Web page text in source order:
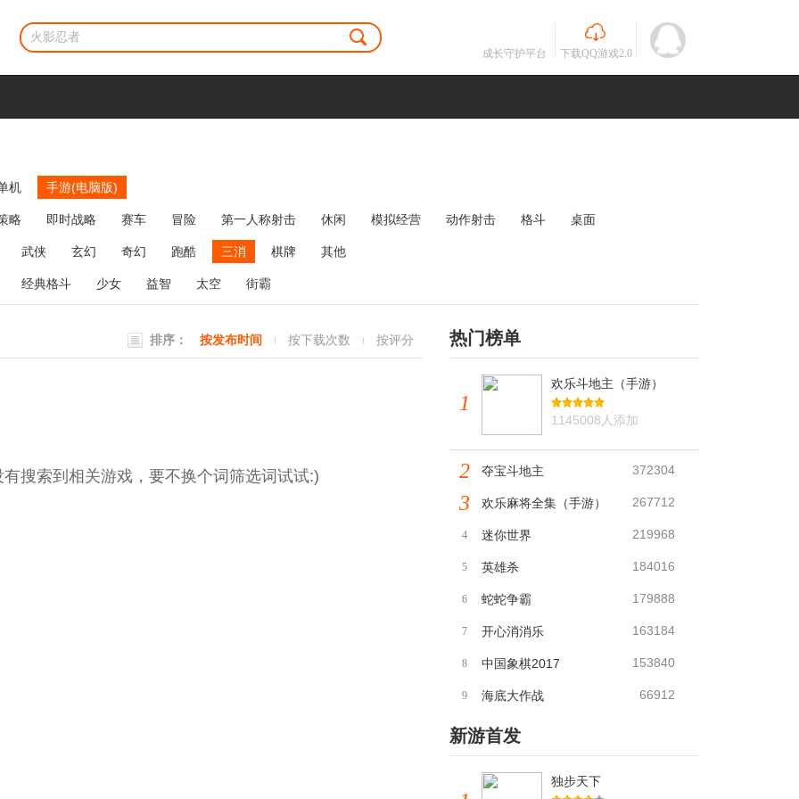
成长守护平台 下载QQ游戏2.0
机 手游(电脑版)
略 即时战略 赛车 冒险 第一人称射击 休闲 模拟经营 动作射击 格斗
桌面
牌类
麻将 网络游戏 弹幕射击 策略塔防
武侠 玄幻 奇幻 跑酷 三消 棋牌 其他
经典格斗 少女 益智 太空 街霸
排序： 按发布时间 按下载次数 按评分
搜索到相关游戏，要不换个词筛选词试试:)
热门榜单
1
欢乐斗地主（手游）
1145008人添加
2 夺宝斗地主 372304
3 欢乐麻将全集（手游） 267712
4 迷你世界 219968
5 英雄杀 184016
6 蛇蛇争霸 179888
7 开心消消乐 163184
8 中国象棋2017 153840
9 海底大作战 66912
新游首发
独步天下